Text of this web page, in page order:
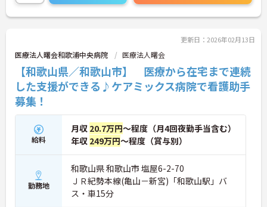
更新日：2026年02月13日
医療法人曙会和歌浦中央病院 医療法人曙会
【和歌山県／和歌山市】 医療から在宅まで連続
した支援ができる♪ケアミックス病院で看護助手
募集！
給料
月収 20.7万円～程度（月4回夜勤手当含む）
年収 249万円～程度（賞与別）
勤務地
和歌山県 和歌山市 塩屋6-2-70
ＪＲ紀勢本線(亀山－新宮)「和歌山駅」バ
ス・車15分